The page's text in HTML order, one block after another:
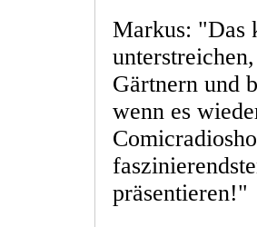
Markus: "Das
Gärtnern und
wenn es
präsentieren!"